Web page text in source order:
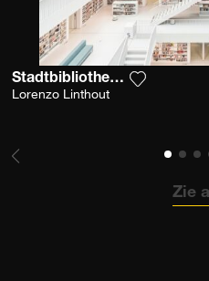
Stadtbibliothek Stuttgart
Lorenzo Linthout
Zie